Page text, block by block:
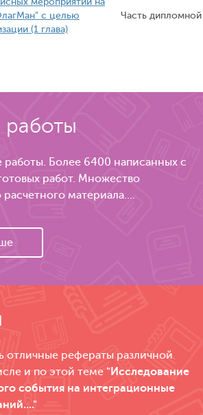
с целью
(1 глава)
Часть дипломной
работы
работы. Более 6400 написанных с
работ. Множество
материала....
отличные рефераты различной
и по этой теме "Исследование
события на интеграционные